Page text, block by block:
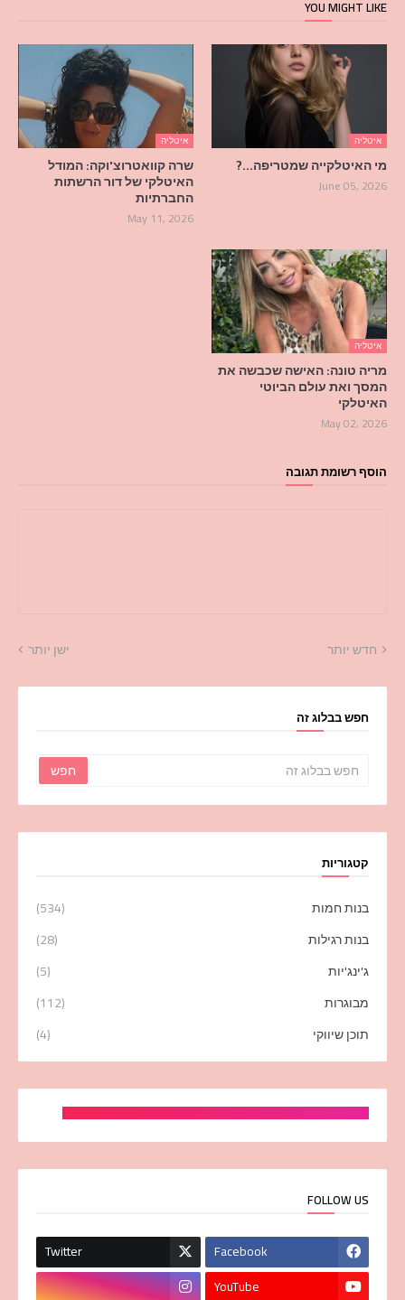
YOU MIGHT LIKE
איטליה
מי האיטלקייה שמטריפה…?
June 05, 2026
איטליה
שרה קוואטרוצ'וקה: המודל
האיטלקי של דור הרשתות
החברתיות
May 11, 2026
איטליה
מריה טונה: האישה שכבשה את
המסך ואת עולם הביוטי
האיטלקי
May 02, 2026
הוסף רשומת תגובה
חדש יותר ישן יותר
חפש בבלוג זה
קטגוריות
בנות חמות
(534)
בנות רגילות
(28)
ג'ינג'יות
(5)
מבוגרות
(112)
תוכן שיווקי
(4)
FOLLOW US
Facebook
Twitter
YouTube